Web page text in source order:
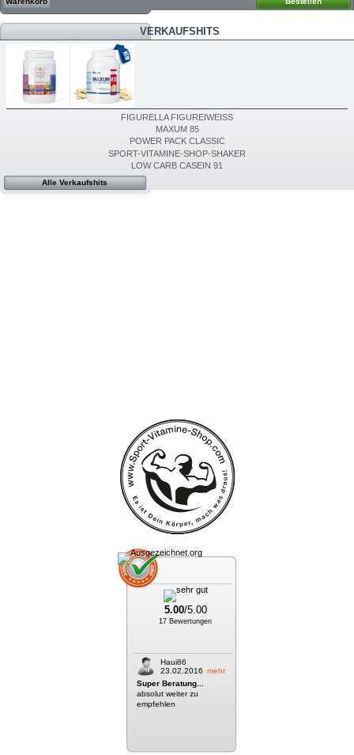
VERKAUFSHITS
FIGURELLA FIGUREIWEISS
MAXUM 85
POWER PACK CLASSIC
SPORT-VITAMINE-SHOP-SHAKER
LOW CARB CASEIN 91
Alle Verkaufshits
5.00/5.00
17 Bewertungen
Haui86
23.02.2016 mehr
Super Beratung...
absolut weiter zu
empfehlen